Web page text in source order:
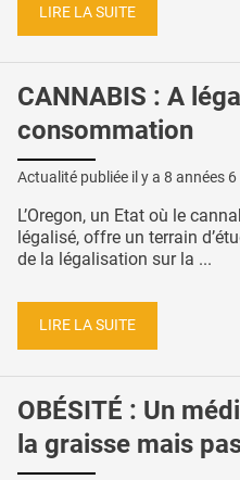
LIRE LA SUITE
CANNABIS : A
consommation
Actualité publiée il y a 8 années
L’Oregon, un Etat où le
légalisé, offre un terrain
de la légalisation sur la ...
LIRE LA SUITE
OBÉSITÉ : Un
la graisse mais